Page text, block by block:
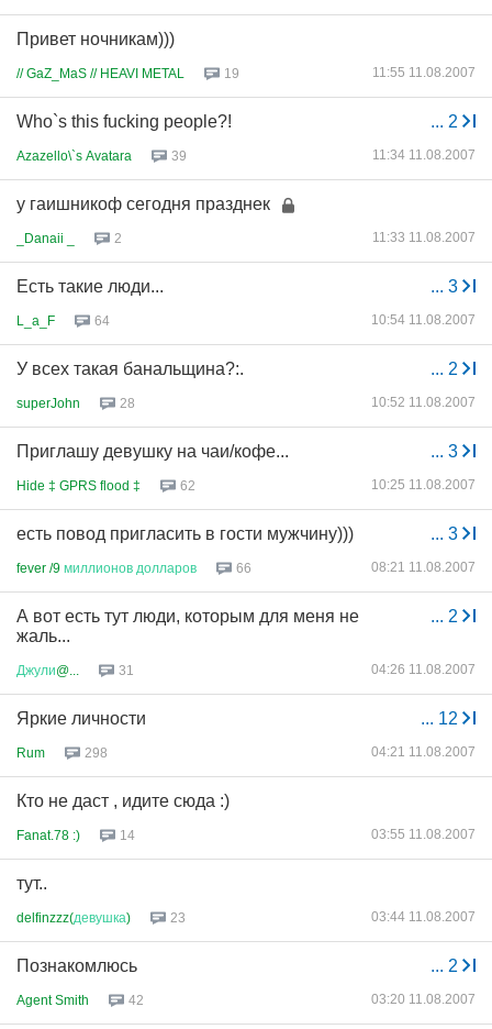
Привет ночникам)))
// GaZ_MaS // HEAVI METAL 19 11:55 11.08.2007
... 2
Who`s this fucking people?!
Azazello\`s Avatara 39 11:34 11.08.2007
у гаишникоф сегодня празднек
_Danaii _ 2 11:33 11.08.2007
... 3
Есть такие люди...
L_a_F 64 10:54 11.08.2007
... 2
У всех такая банальщина?:.
superJohn 28 10:52 11.08.2007
... 3
Приглашу девушку на чаи/кофе...
Hide ‡ GPRS flood ‡ 62 10:25 11.08.2007
... 3
есть повод пригласить в гости мужчину)))
fever /9 миллионов долларов 66 08:21 11.08.2007
... 2
А вот есть тут люди, которым для меня не
жаль...
Джули@... 31 04:26 11.08.2007
... 12
Яркие личности
Rum 298 04:21 11.08.2007
Кто не даст , идите сюда :)
Fanat.78 :) 14 03:55 11.08.2007
тут..
delfinzzz(девушка) 23 03:44 11.08.2007
... 2
Познакомлюсь
Agent Smith 42 03:20 11.08.2007